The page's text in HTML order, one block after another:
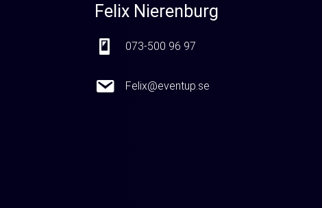
Felix Nierenburg
073-500 96 97
073-500 96 97
Felix@eventup.se
Felix@eventup.se